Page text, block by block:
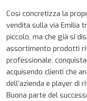
Così concretizza la
vendita sulla via Emilia
piccolo, ma che già si
assortimento prodotti
professionale,
acquisendo clienti che
dell’azienda e player di
Buona parte del